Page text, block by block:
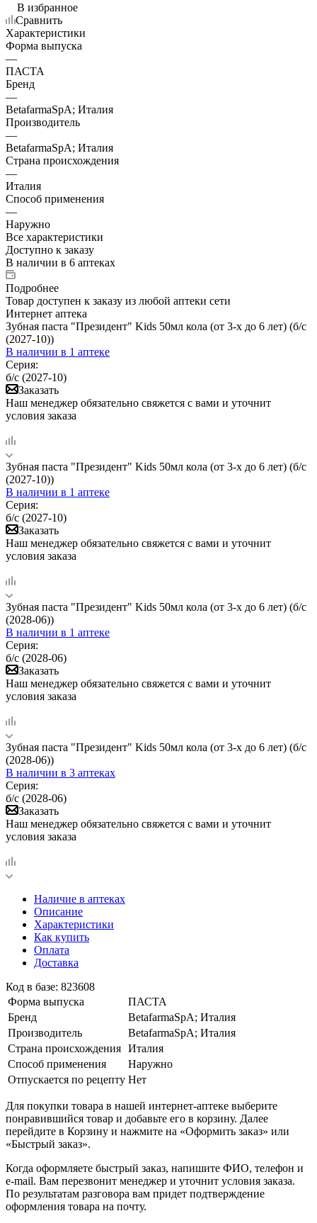
В избранное
Сравнить
Характеристики
Форма выпуска
—
ПАСТА
Бренд
—
BetafarmaSpA; Италия
Производитель
—
BetafarmaSpA; Италия
Страна происхождения
—
Италия
Способ применения
—
Наружно
Все характеристики
Доступно к заказу
В наличии в 6 аптеках
Подробнее
Товар доступен к заказу из любой аптеки сети
Интернет аптека
Зубная паста "Президент" Kids 50мл кола (от 3-х до 6 лет) (б/с
(2027-10))
В наличии в 1 аптеке
Серия:
б/с (2027-10)
Заказать
Наш менеджер обязательно свяжется с вами и уточнит
условия заказа
Зубная паста "Президент" Kids 50мл кола (от 3-х до 6 лет) (б/с
(2027-10))
В наличии в 1 аптеке
Серия:
б/с (2027-10)
Заказать
Наш менеджер обязательно свяжется с вами и уточнит
условия заказа
Зубная паста "Президент" Kids 50мл кола (от 3-х до 6 лет) (б/с
(2028-06))
В наличии в 1 аптеке
Серия:
б/с (2028-06)
Заказать
Наш менеджер обязательно свяжется с вами и уточнит
условия заказа
Зубная паста "Президент" Kids 50мл кола (от 3-х до 6 лет) (б/с
(2028-06))
В наличии в 3 аптеках
Серия:
б/с (2028-06)
Заказать
Наш менеджер обязательно свяжется с вами и уточнит
условия заказа
Наличие в аптеках
Описание
Характеристики
Как купить
Оплата
Доставка
Код в базе: 823608
Форма выпуска
ПАСТА
Бренд
BetafarmaSpA; Италия
Производитель
BetafarmaSpA; Италия
Страна происхождения Италия
Способ применения
Наружно
Отпускается по рецепту Нет
Для покупки товара в нашей интернет-аптеке выберите
понравившийся товар и добавьте его в корзину. Далее
перейдите в Корзину и нажмите на «Оформить заказ» или
«Быстрый заказ».
Когда оформляете быстрый заказ, напишите ФИО, телефон и
e-mail. Вам перезвонит менеджер и уточнит условия заказа.
По результатам разговора вам придет подтверждение
оформления товара на почту.